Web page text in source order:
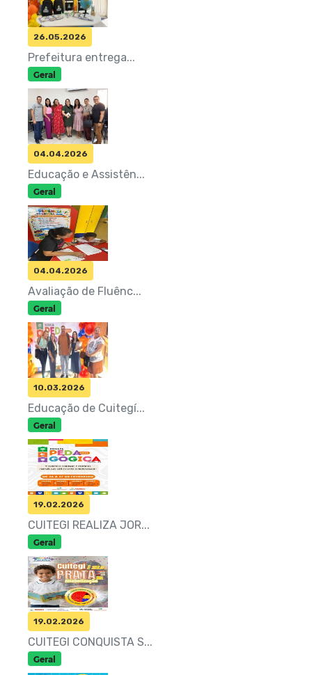
26.05.2026
Prefeitura entrega...
Geral
04.04.2026
Educação e Assistên...
Geral
04.04.2026
Avaliação de Fluênc...
Geral
10.03.2026
Educação de Cuitegí...
Geral
19.02.2026
CUITEGI REALIZA JOR...
Geral
19.02.2026
CUITEGI CONQUISTA S...
Geral